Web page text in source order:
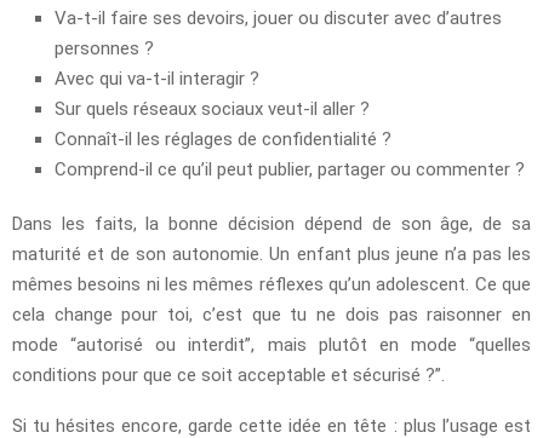
Va-t-il faire ses devoirs, jouer ou discuter avec d’autres
personnes ?
Avec qui va-t-il interagir ?
Sur quels réseaux sociaux veut-il aller ?
Connaît-il les réglages de confidentialité ?
Comprend-il ce qu’il peut publier, partager ou commenter ?
Dans les faits, la bonne décision dépend de son âge, de sa
maturité et de son autonomie. Un enfant plus jeune n’a pas les
mêmes besoins ni les mêmes réflexes qu’un adolescent. Ce que
cela change pour toi, c’est que tu ne dois pas raisonner en
mode “autorisé ou interdit”, mais plutôt en mode “quelles
conditions pour que ce soit acceptable et sécurisé ?”.
Si tu hésites encore, garde cette idée en tête : plus l’usage est